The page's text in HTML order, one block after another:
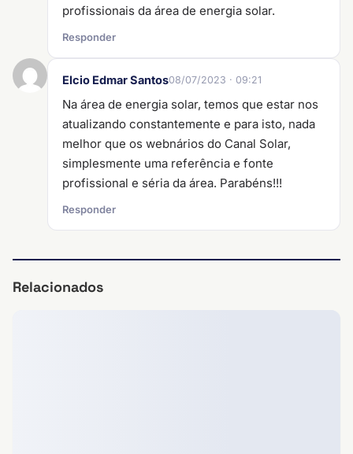
profissionais da área de energia solar.
Responder
Elcio Edmar Santos08/07/2023 · 09:21
Na área de energia solar, temos que estar nos
atualizando constantemente e para isto, nada
melhor que os webnários do Canal Solar,
simplesmente uma referência e fonte
profissional e séria da área. Parabéns!!!
Responder
Relacionados